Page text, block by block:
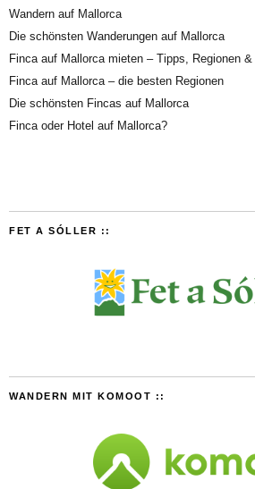
Wandern auf Mallorca
Die schönsten Wanderungen auf Mallorca
Finca auf Mallorca mieten – Tipps, Regionen
Finca auf Mallorca – die besten Regionen
Die schönsten Fincas auf Mallorca
Finca oder Hotel auf Mallorca?
FET A SÓLLER ::
WANDERN MIT KOMOOT ::